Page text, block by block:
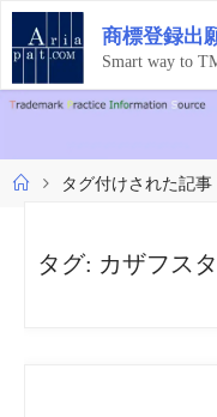
コ
テ
ン
ツ
ス
キ
商標登録出
Smart way to
ホ
タグ付けされた記
タグ: カザフス